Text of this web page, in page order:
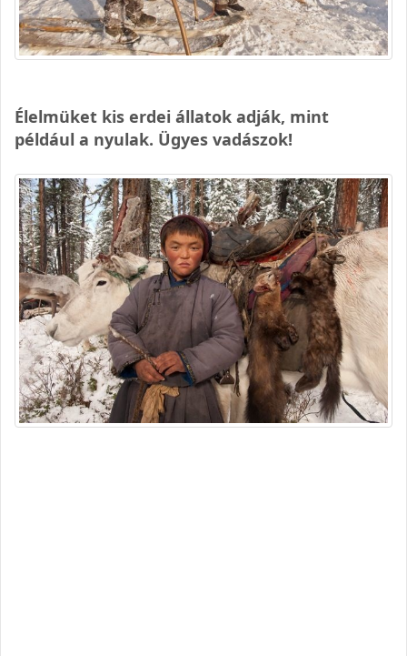
Élelmüket kis erdei állatok adják, mint
például a nyulak. Ügyes vadászok!